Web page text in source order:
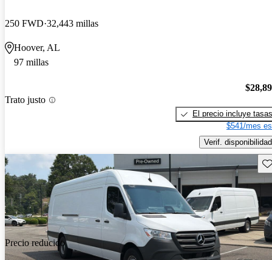
250 FWD 32,443 millas
Hoover, AL
97 millas
Trato justo
El precio incluye tasas
$541/mes
Verif. disponibilidad
Precio reducido